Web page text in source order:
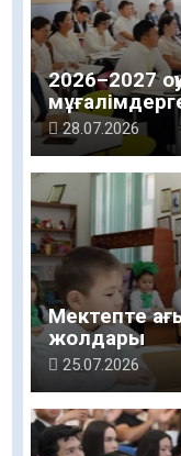
2026–2027
28.07.2026
Мектепте
жолдары
25.07.2026